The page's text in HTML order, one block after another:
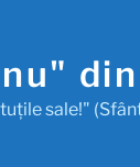
sale!"